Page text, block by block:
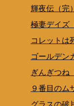
輝夜伝（完）
極妻デイズ
コレットは
ゴールデン
ぎんぎつね
９番目のム
グラスの破